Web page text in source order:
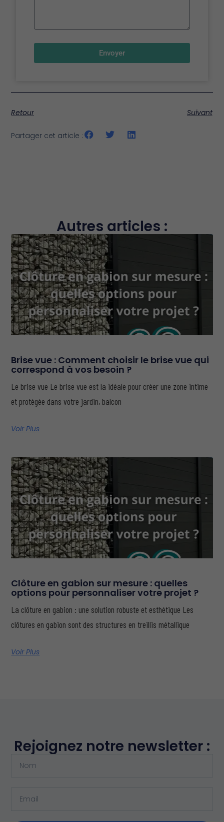
Envoyer
Retour Suivant
Partager cet article :
Autres articles :
Brise vue : Comment choisir le brise vue qui
correspond à vos besoin ?
Le brise vue Le brise vue est la idéale pour créer une zone intime
et protégée dans votre jardin, balcon
Voir Plus
Clôture en gabion sur mesure : quelles
options pour personnaliser votre projet ?
La clôture en gabion : une solution robuste et esthétique Les
clôtures en gabion sont des structures en treillis métallique
Voir Plus
Rejoignez notre newsletter :